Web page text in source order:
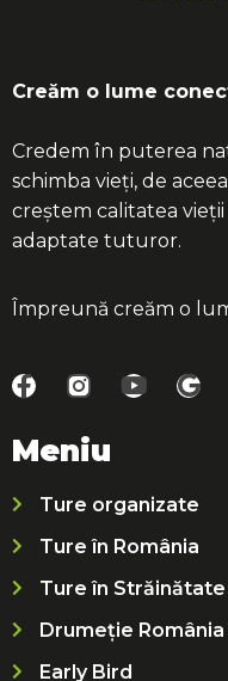
Creăm o lume
Credem în puterea
schimba vieți, de
creștem calitatea
adaptate tuturor.
Împreună creăm o
Meniu
Ture organizate
Ture în România
Ture în Străinătate
Drumeție România
Early Bird